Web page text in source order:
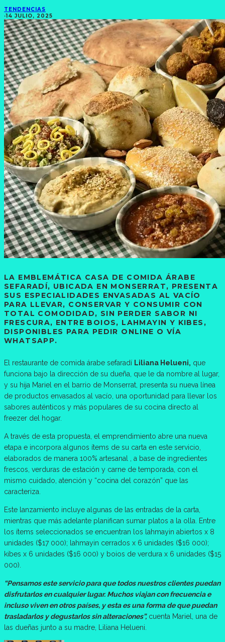
TENDENCIAS
·14 JULIO, 2025
LA EMBLEMÁTICA CASA DE COMIDA ÁRABE
SEFARADÍ, UBICADA EN MONSERRAT, PRESENTA
SUS ESPECIALIDADES ENVASADAS AL VACÍO
PARA LLEVAR, CONSERVAR Y CONSUMIR CON
TOTAL COMODIDAD, SIN PERDER SABOR NI
FRESCURA, ENTRE BOIOS, LAHMAYIN Y KIBES,
DISPONIBLES PARA PEDIR ONLINE O VÍA
WHATSAPP.
El restaurante de comida árabe sefaradí Liliana Helueni, que
funciona bajo la dirección de su dueña, que le da nombre al lugar,
y su hija Mariel en el barrio de Monserrat, presenta su nueva línea
de productos envasados al vacío, una oportunidad para llevar los
sabores auténticos y más populares de su cocina directo al
freezer del hogar.
A través de esta propuesta, el emprendimiento abre una nueva
etapa e incorpora algunos ítems de su carta en este servicio,
elaborados de manera 100% artesanal , a base de ingredientes
frescos, verduras de estación y carne de temporada, con el
mismo cuidado, atención y “cocina del corazón” que las
caracteriza.
Este lanzamiento incluye algunas de las entradas de la carta,
mientras que más adelante planifican sumar platos a la olla. Entre
los ítems seleccionados se encuentran los lahmayin abiertos x 8
unidades ($17 000); lahmayin cerrados x 6 unidades ($16 000);
kibes x 6 unidades ($16 000) y boios de verdura x 6 unidades ($15
000).
“Pensamos este servicio para que todos nuestros clientes puedan
disfrutarlos en cualquier lugar. Muchos viajan con frecuencia e
incluso viven en otros países, y esta es una forma de que puedan
trasladarlos y degustarlos sin alteraciones”,cuenta Mariel, una de
las dueñas junto a su madre, Liliana Helueni.